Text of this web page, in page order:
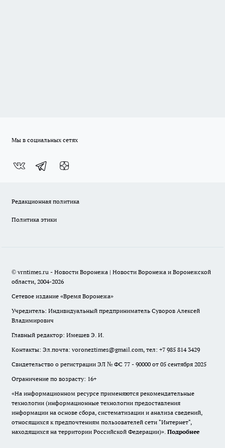
Мы в социальных сетях
Редакционная политика
Политика этики
© vrntimes.ru - Новости Воронежа | Новости Воронежа и Воронежской
области, 2004-2026
Сетевое издание «Время Воронежа»
Учредитель: Индивидуальный предприниматель Суворов Алексей
Владимирович
Главный редактор: Имешев Э. И.
Контакты: Эл.почта: voroneztimes@gmail.com, тел: +7 985 814 3429
Свидетельство о регистрации ЭЛ № ФС 77 - 90000 от 05 сентября 2025
Ограничение по возрасту: 16+
«На информационном ресурсе применяются рекомендательные
технологии (информационные технологии предоставления
информации на основе сбора, систематизации и анализа сведений,
относящихся к предпочтениям пользователей сети "Интернет",
находящихся на территории Российской Федерации)». Подробнее